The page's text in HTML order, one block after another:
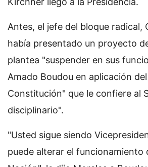
Antes, el jefe del bloque radical,
había presentado un proyecto
plantea "suspender en sus
Amado Boudou en aplicación
Constitución" que le confiere al
disciplinario".
"Usted sigue siendo
puede alterar el funcionamiento